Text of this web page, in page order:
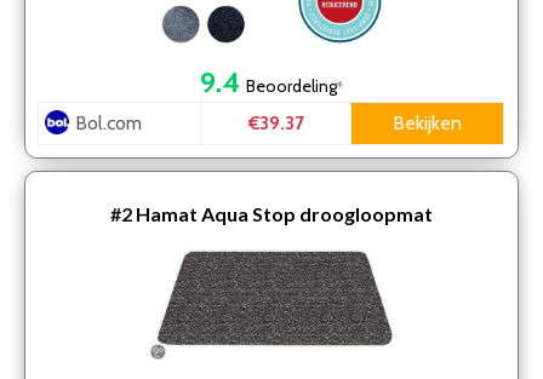
9.4 Beoordeling*
Bol.com €39.37 Bekijken
#2 Hamat Aqua Stop droogloopmat